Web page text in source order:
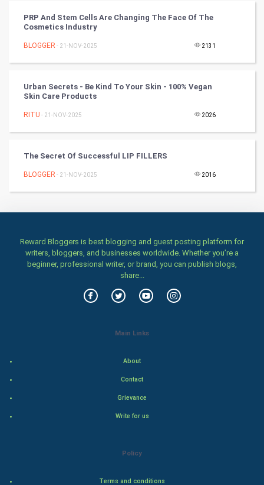
Art & Design
TV & radio
Games
Health & fitness
Women
Family
Food & Recipes
World Economics
PRP And Stem Cells Are Changing The Face Of The
Cosmetics Industry
BLOGGER - 21-NOV-2025 2131
Urban Secrets - Be Kind To Your Skin - 100% Vegan
Skin Care Products
RITU - 21-NOV-2025 2026
The Secret Of Successful LIP FILLERS
BLOGGER - 21-NOV-2025 2016
Reward Bloggers is best blogging and guest posting platform for
writers, bloggers, and businesses worldwide. Whether you’re a
beginner, professional writer, or brand, you can publish blogs,
share...
Main Links
About
Contact
Grievance
Write for us
Policy
Terms and conditions